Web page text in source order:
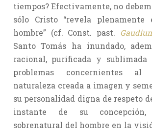
tiempos? Efectivamente, no
sólo Cristo “revela
hombre” (cf. Const. past.
Santo Tomás ha inundado,
racional, purificada y
problemas concernientes al
naturaleza creada a imagen y
su personalidad digna de respeto
instante de su
sobrenatural del hombre en la